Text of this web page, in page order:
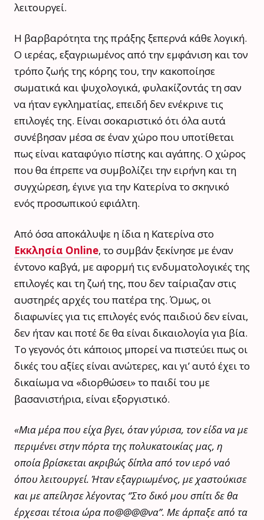
λειτουργεί.
Η βαρβαρότητα της πράξης ξεπερνά κάθε λογική.
Ο ιερέας, εξαγριωμένος από την εμφάνιση και τον
τρόπο ζωής της κόρης του, την κακοποίησε
σωματικά και ψυχολογικά, φυλακίζοντάς τη σαν
να ήταν εγκληματίας, επειδή δεν ενέκρινε τις
επιλογές της. Είναι σοκαριστικό ότι όλα αυτά
συνέβησαν μέσα σε έναν χώρο που υποτίθεται
πως είναι καταφύγιο πίστης και αγάπης. Ο χώρος
που θα έπρεπε να συμβολίζει την ειρήνη και τη
συγχώρεση, έγινε για την Κατερίνα το σκηνικό
ενός προσωπικού εφιάλτη.
Από όσα αποκάλυψε η ίδια η Κατερίνα στο
Εκκλησία Online, το συμβάν ξεκίνησε με έναν
έντονο καβγά, με αφορμή τις ενδυματολογικές της
επιλογές και τη ζωή της, που δεν ταίριαζαν στις
αυστηρές αρχές του πατέρα της. Όμως, οι
διαφωνίες για τις επιλογές ενός παιδιού δεν είναι,
δεν ήταν και ποτέ δε θα είναι δικαιολογία για βία.
Το γεγονός ότι κάποιος μπορεί να πιστεύει πως οι
δικές του αξίες είναι ανώτερες, και γι’ αυτό έχει το
δικαίωμα να «διορθώσει» το παιδί του με
βασανιστήρια, είναι εξοργιστικό.
«Μια μέρα που είχα βγει, όταν γύρισα, τον είδα να με
περιμένει στην πόρτα της πολυκατοικίας μας, η
οποία βρίσκεται ακριβώς δίπλα από τον ιερό ναό
όπου λειτουργεί. Ήταν εξαγριωμένος, με χαστούκισε
και με απείλησε λέγοντας ‘’Στο δικό μου σπίτι δε θα
έρχεσαι τέτοια ώρα πο@@@@να’’. Με άρπαξε από τα